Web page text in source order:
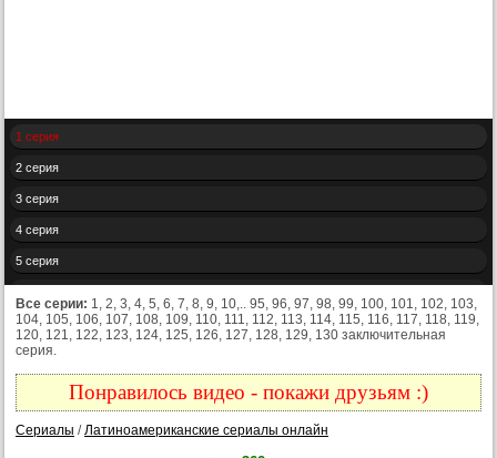
1 серия
2 серия
3 серия
4 серия
5 серия
7 серия
8 серия
9 серия
10 серия
Все серии: 1, 2, 3, 4, 5, 6, 7, 8, 9, 10,.. 95, 96, 97, 98, 99, 100, 101, 102, 103,
104, 105, 106, 107, 108, 109, 110, 111, 112, 113, 114, 115, 116, 117, 118, 119,
120, 121, 122, 123, 124, 125, 126, 127, 128, 129, 130 заключительная
серия.
Понравилось видео - покажи друзьям :)
Сериалы /Латиноамериканские сериалы онлайн